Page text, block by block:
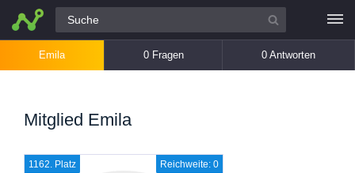
Alle Fragen
Emila 0 Fragen 0 Antworten
Mitglied Emila
Reichweite: 0
1162. Platz